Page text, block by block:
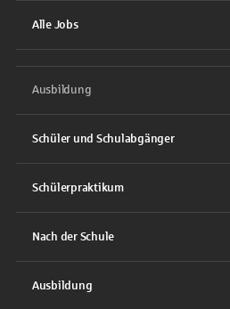
Alle Jobs
Ausbildung
Schüler und Schulabgänger
Schülerpraktikum
Nach der Schule
Ausbildung